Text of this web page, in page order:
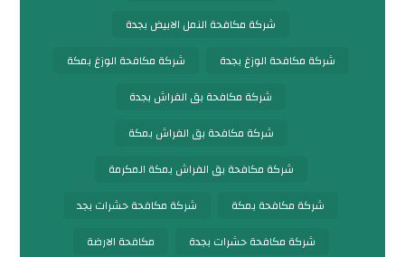
شركة مكافحة النمل الابيض بجدة
شركة مكافحة الوزغ بجدة
شركة مكافحة الوزغ بمكة
شركة مكافحة بق الفراش بجدة
شركة مكافحة بق الفراش بمكة
شركة مكافحة بق الفراش بمكة المكرمة
شركة مكافحة بمكة
شركة مكافحة حشرات بجد
شركة مكافحة حشرات بجدة
مكافحة الارضة